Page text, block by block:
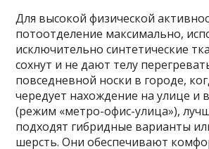
Для высокой физической
потоотделение максимально,
исключительно синтетические
сохнут и не дают телу
повседневной носки в городе,
чередует нахождение на улице и
(режим «метро-офис-улица»),
подходят гибридные варианты
шерсть. Они обеспечивают